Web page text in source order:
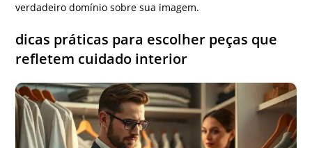
verdadeiro domínio sobre sua imagem.
dicas práticas para escolher peças que
refletem cuidado interior